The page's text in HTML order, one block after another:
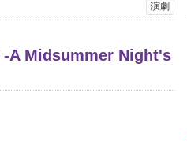
演劇
-A Midsummer Night's